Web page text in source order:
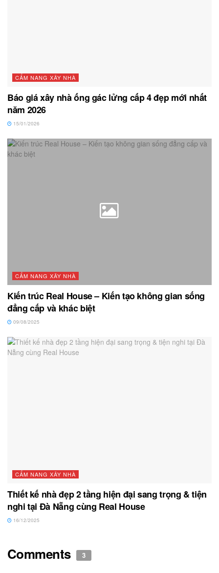
CẨM NANG XÂY NHÀ
Báo giá xây nhà ống gác lửng cấp 4 đẹp mới nhất
năm 2026
15/01/2026
CẨM NANG XÂY NHÀ
Kiến trúc Real House – Kiến tạo không gian sống
đẳng cấp và khác biệt
09/08/2025
CẨM NANG XÂY NHÀ
Thiết kế nhà đẹp 2 tầng hiện đại sang trọng & tiện
nghi tại Đà Nẵng cùng Real House
16/12/2025
Comments 3